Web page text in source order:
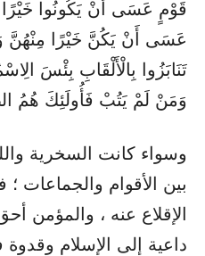
قَوْمٍ عَسَى أَنْ يَكُونُوا
عَسَى أَنْ يَكُنَّ خَيْرًا مِنْهُنَّ
تَنَابَزُوا بِالْأَلْقَابِ بِئْسَ
وَمَنْ لَمْ يَتُبْ فَأُولَئِكَ هُمُ
وسواء كانت السخرية
بين الأقوام
الإقلاع عنه ، والمؤمن
داعية إلى الإسلام وقدوة